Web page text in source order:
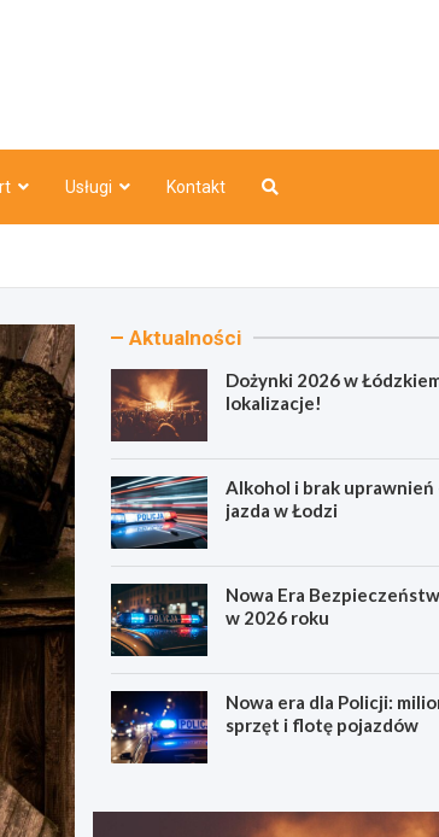
Usługi Kontakt
Aktualności
Dożynki 2026 w
lokalizacje!
Alkohol i brak uprawnień
jazda w Łodzi
Nowa Era
w 2026 roku
Nowa era dla Policji:
sprzęt i flotę pojazdów